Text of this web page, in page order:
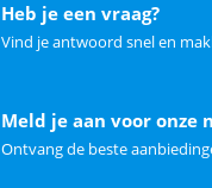
Heb je een vraag?
Vind je antwoord snel en
Meld je aan voor onze
Ontvang de beste